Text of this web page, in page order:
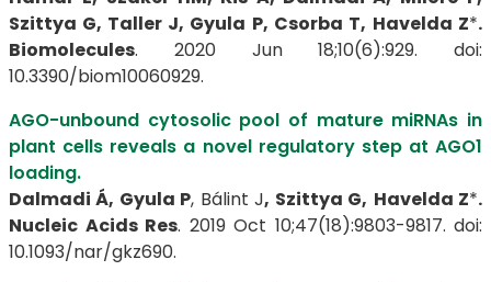
Szittya G, Taller J, Gyula P, Csorba T, Havelda Z*.
Biomolecules. 2020 Jun 18;10(6):929. doi:
10.3390/biom10060929.
AGO-unbound cytosolic pool of mature miRNAs in
plant cells reveals a novel regulatory step at AGO1
loading.
Dalmadi Á, Gyula P, Bálint J, Szittya G, Havelda Z*.
Nucleic Acids Res. 2019 Oct 10;47(18):9803-9817. doi:
10.1093/nar/gkz690.